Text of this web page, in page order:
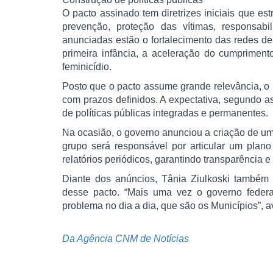
O pacto assinado tem diretrizes iniciais que
prevenção, proteção das vítimas,
anunciadas estão o fortalecimento das redes
primeira infância, a aceleração do
feminicídio.
Posto que o pacto assume grande relevância,
com prazos definidos. A expectativa, segundo
de políticas públicas integradas e permanentes.
Na ocasião, o governo anunciou a criação de
grupo será responsável por articular um
relatórios periódicos, garantindo transparência
Diante dos anúncios, Tânia Ziulkoski
desse pacto. “Mais uma vez o governo
problema no dia a dia, que são os Municípios”,
Da Agência CNM de Notícias